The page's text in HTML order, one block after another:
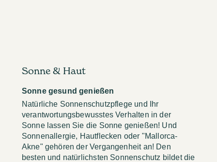
Sonne & Haut
Sonne gesund genießen
Natürliche Sonnenschutzpflege und Ihr
verantwortungsbewusstes Verhalten in der
Sonne lassen Sie die Sonne genießen! Und
Sonnenallergie, Hautflecken oder "Mallorca-
Akne" gehören der Vergangenheit an! Den
besten und natürlichsten Sonnenschutz bildet die